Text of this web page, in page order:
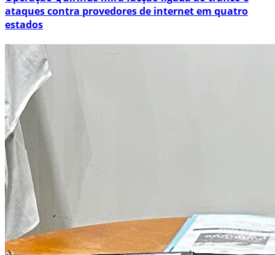
ataques contra provedores de internet em quatro
estados